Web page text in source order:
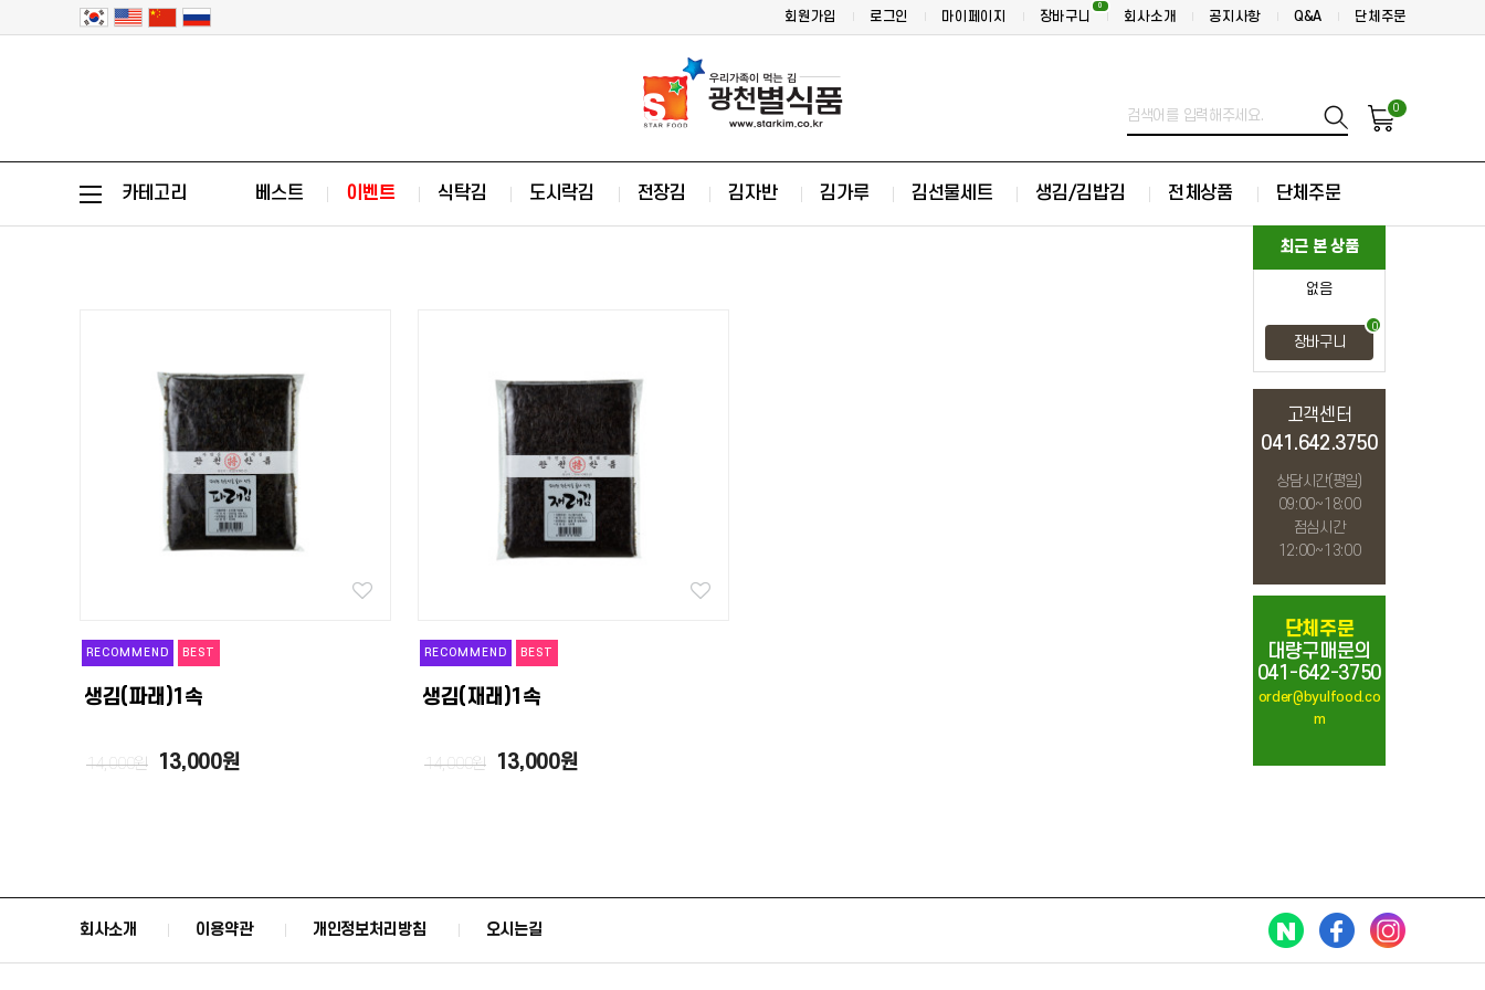
최근 본 상품
없음
장바구니
0
고객센터
041.642.3750
상담시간(평일)
09:00~18:00
점심시간
12:00~13:00
단체주문
대량구매문의
041-642-3750
order@byulfood.co
m
회원가입 로그인 마이페이지 장바구니
0
회사소개 공지사항 Q&A 단체주문
0
카테고리 베스트 이벤트 식탁김 도시락김 전장김 김자반 김가루 김선물세트 생김/김밥김 전체상품 단체주문
RECOMMEND BEST
생김(파래)1속
14,000원 13,000원
RECOMMEND BEST
생김(재래)1속
14,000원 13,000원
회사소개 이용약관 개인정보처리방침 오시는길